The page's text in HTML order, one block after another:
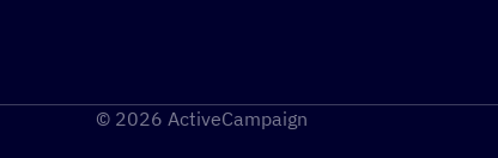
© 2026 ActiveCampaign